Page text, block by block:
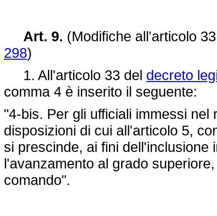
Art. 9. (Modifiche all'articolo
298)
1. All'articolo 33 del decreto
comma 4 è inserito il seguente:
"4-bis. Per gli ufficiali immessi
disposizioni di cui all'articolo 5,
si prescinde, ai fini dell'inclusione
l'avanzamento al grado
comando".